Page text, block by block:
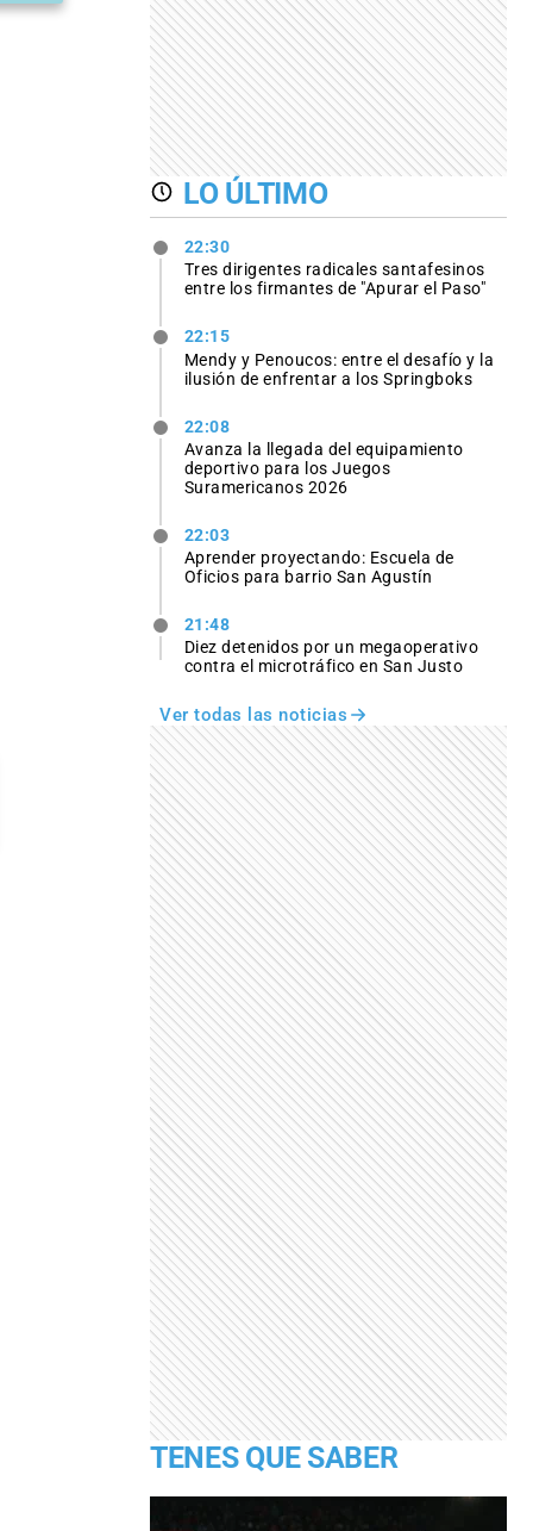
LO ÚLTIMO
22:30
Tres dirigentes radicales santafesinos
entre los firmantes de "Apurar el Paso"
22:15
Mendy y Penoucos: entre el desafío y la
ilusión de enfrentar a los Springboks
22:08
Avanza la llegada del equipamiento
deportivo para los Juegos
Suramericanos 2026
22:03
Aprender proyectando: Escuela de
Oficios para barrio San Agustín
21:48
Diez detenidos por un megaoperativo
contra el microtráfico en San Justo
Ver todas las noticias
TENES QUE SABER